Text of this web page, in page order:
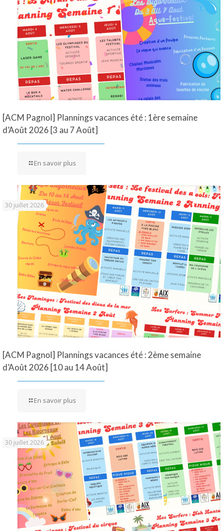
[ACM Pagnol] Plannings vacances été : 1ère semaine
d’Août 2026 [3 au 7 Août]
En savoir plus
30 juillet 2026
[ACM Pagnol] Plannings vacances été : 2ème semaine
d’Août 2026 [10 au 14 Août]
En savoir plus
30 juillet 2026